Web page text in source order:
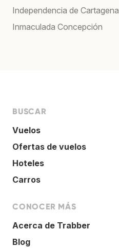
Independencia de Cartagena
Inmaculada Concepción
BUSCAR
Vuelos
Ofertas de vuelos
Hoteles
Carros
CONOCER MÁS
Acerca de Trabber
Blog